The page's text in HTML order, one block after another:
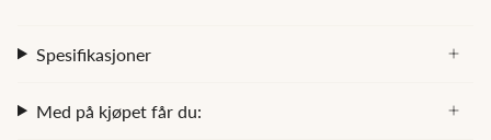
Spesifikasjoner
Med på kjøpet får du: